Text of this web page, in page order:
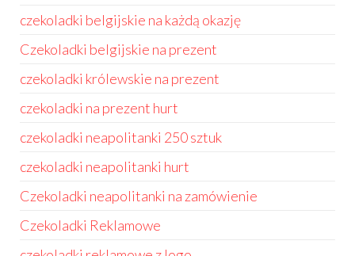
czekoladki belgijskie na każdą okazję
Czekoladki belgijskie na prezent
czekoladki królewskie na prezent
czekoladki na prezent hurt
czekoladki neapolitanki 250 sztuk
czekoladki neapolitanki hurt
Czekoladki neapolitanki na zamówienie
Czekoladki Reklamowe